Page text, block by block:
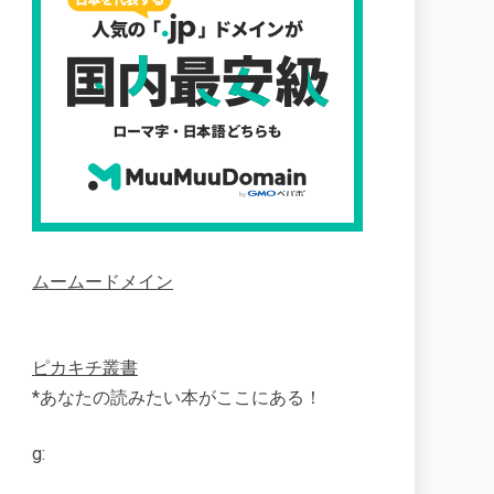
ムームードメイン
ピカキチ叢書
*あなたの読みたい本がここにある！
g: